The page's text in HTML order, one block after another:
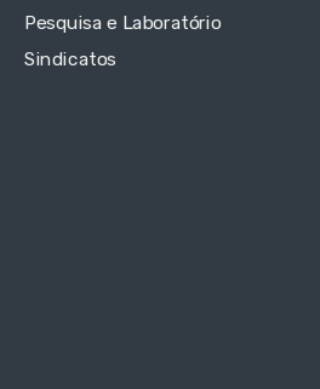
Pesquisa e Laboratório
Sindicatos